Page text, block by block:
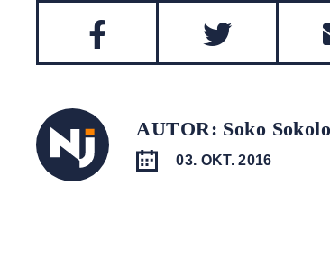
AUTOR: Soko
03. OKT. 2016